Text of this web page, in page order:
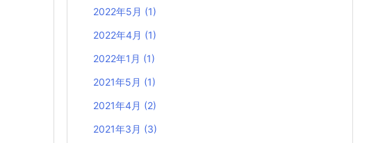
2022年5月 (1)
2022年4月 (1)
2022年1月 (1)
2021年5月 (1)
2021年4月 (2)
2021年3月 (3)